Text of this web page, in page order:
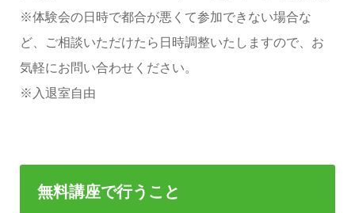
※体験会の日時で都合が悪くて参加できない場合な
ど、ご相談いただけたら日時調整いたしますので、お
気軽にお問い合わせください。
※入退室自由
無料講座で行うこと